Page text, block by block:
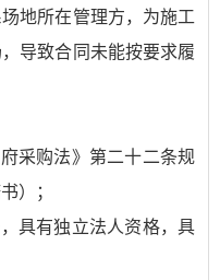
地所在管理方，为施工
导致合同未能按要求履
采购法》第二十二条规
）；
具有独立法人资格，具